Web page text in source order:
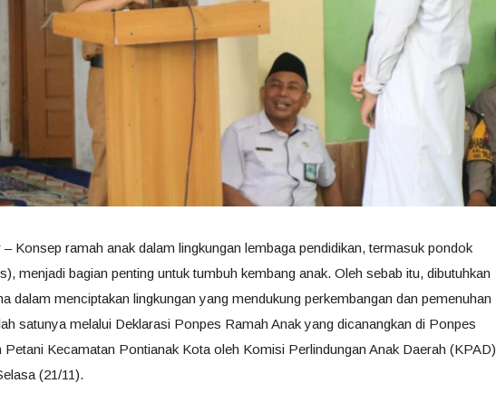
Konsep ramah anak dalam lingkungan lembaga pendidikan, termasuk pondok
menjadi bagian penting untuk tumbuh kembang anak. Oleh sebab itu, dibutuhkan
dalam menciptakan lingkungan yang mendukung perkembangan dan pemenuhan
satunya melalui Deklarasi Ponpes Ramah Anak yang dicanangkan di Ponpes
Petani Kecamatan Pontianak Kota oleh Komisi Perlindungan Anak Daerah (KPAD)
(21/11).